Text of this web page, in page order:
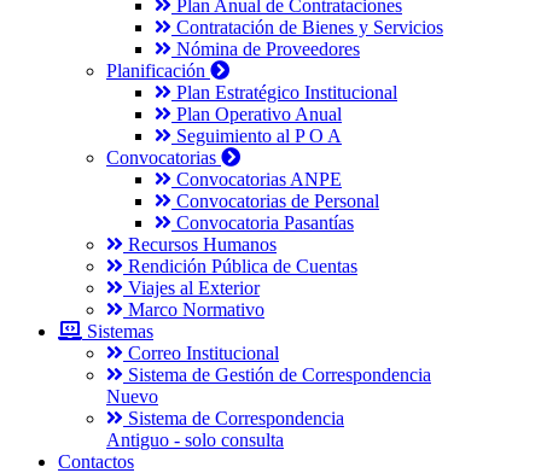
Plan Anual de Contrataciones
Contratación de Bienes y Servicios
Nómina de Proveedores
Planificación
Plan Estratégico Institucional
Plan Operativo Anual
Seguimiento al P O A
Convocatorias
Convocatorias ANPE
Convocatorias de Personal
Convocatoria Pasantías
Recursos Humanos
Rendición Pública de Cuentas
Viajes al Exterior
Marco Normativo
Sistemas
Correo Institucional
Sistema de Gestión de Correspondencia
Nuevo
Sistema de Correspondencia
Antiguo - solo consulta
Contactos